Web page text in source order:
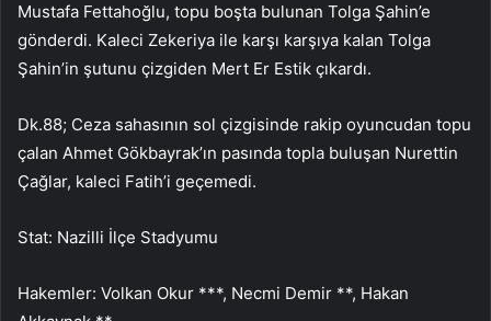
Mustafa Fettahoğlu, topu boşta bulunan Tolga Şahin’e
gönderdi. Kaleci Zekeriya ile karşı karşıya kalan Tolga
Şahin’in şutunu çizgiden Mert Er Estik çıkardı.
Dk.88; Ceza sahasının sol çizgisinde rakip oyuncudan topu
çalan Ahmet Gökbayrak’ın pasında topla buluşan Nurettin
Çağlar, kaleci Fatih’i geçemedi.
Stat: Nazilli İlçe Stadyumu
Hakemler: Volkan Okur ***, Necmi Demir **, Hakan